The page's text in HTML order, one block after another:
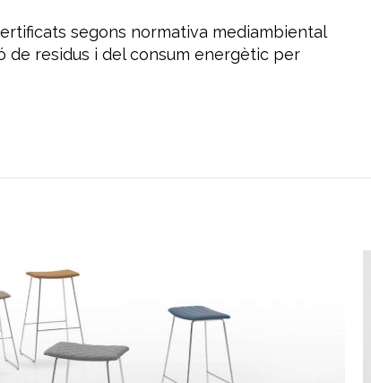
segons normativa mediambiental
de residus i del consum energètic per